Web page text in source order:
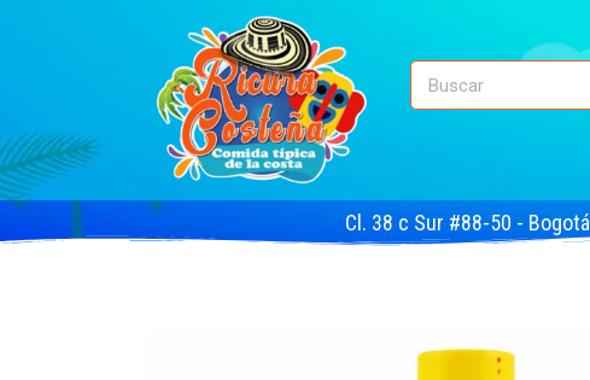
Cl. 38 c Sur #88-50 - Bogotá